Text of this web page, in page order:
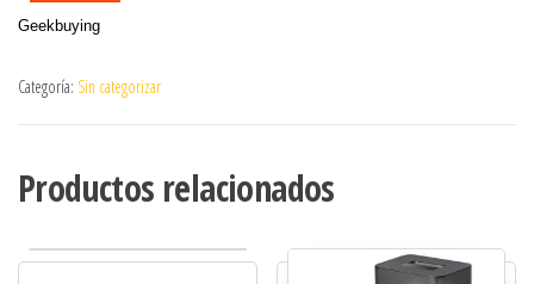
Geekbuying
Categoría: Sin categorizar
Productos relacionados